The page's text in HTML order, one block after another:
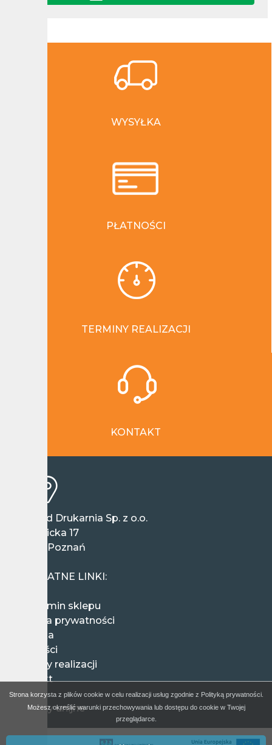
WYSYŁKA
PŁATNOŚCI
TERMINY REALIZACJI
KONTAKT
Wieland Drukarnia Sp. z o.o.
ul. Ziębicka 17
60-164 Poznań
PRZYDATNE LINKI:
Regulamin sklepu
Polityka prywatności
Wysyłka
Płatności
Terminy realizacji
Kontakt
FAQ
Projekty unijne
Strona korzysta z plików cookie w celu realizacji usług zgodnie z Polityką prywatności.
Możesz określić warunki przechowywania lub dostępu do cookie w Twojej
przeglądarce.